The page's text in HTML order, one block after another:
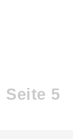
Seite 5